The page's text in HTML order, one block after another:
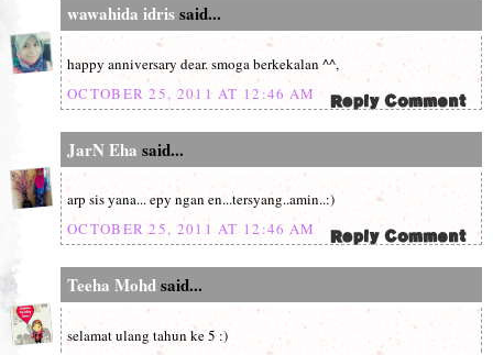
wawahida idrissaid...
happy anniversary dear. smoga berkekalan ^^,
OCTOBER 25, 2011 AT 12:46 AM
JarN Eha said...
arp sis yana... epy ngan en...tersyang..amin..:)
OCTOBER 25, 2011 AT 12:46 AM
Teeha Mohdsaid...
selamat ulang tahun ke 5 :)